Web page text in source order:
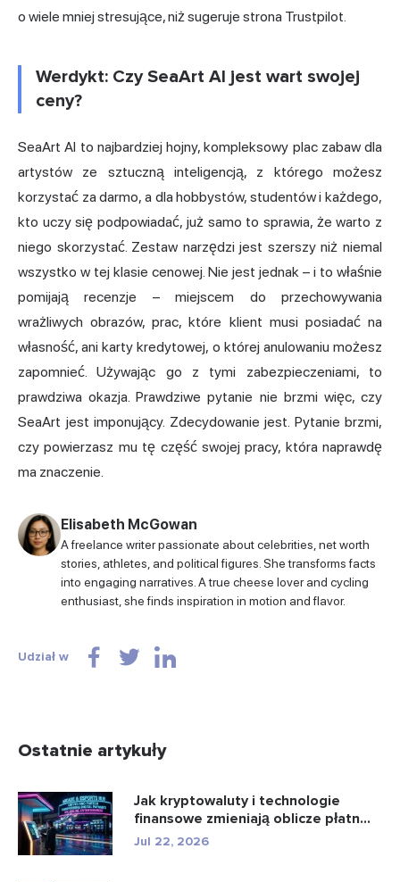
o wiele mniej stresujące, niż sugeruje strona Trustpilot.
Werdykt: Czy SeaArt AI jest wart swojej
ceny?
SeaArt AI to najbardziej hojny, kompleksowy plac zabaw dla
artystów ze sztuczną inteligencją, z którego możesz
korzystać za darmo, a dla hobbystów, studentów i każdego,
kto uczy się podpowiadać, już samo to sprawia, że warto z
niego skorzystać. Zestaw narzędzi jest szerszy niż niemal
wszystko w tej klasie cenowej. Nie jest jednak – i to właśnie
pomijają recenzje – miejscem do przechowywania
wrażliwych obrazów, prac, które klient musi posiadać na
własność, ani karty kredytowej, o której anulowaniu możesz
zapomnieć. Używając go z tymi zabezpieczeniami, to
prawdziwa okazja. Prawdziwe pytanie nie brzmi więc, czy
SeaArt jest imponujący. Zdecydowanie jest. Pytanie brzmi,
czy powierzasz mu tę część swojej pracy, która naprawdę
ma znaczenie.
Elisabeth McGowan
A freelance writer passionate about celebrities, net worth
stories, athletes, and political figures. She transforms facts
into engaging narratives. A true cheese lover and cycling
enthusiast, she finds inspiration in motion and flavor.
Udział w
Ostatnie artykuły
Jak kryptowaluty i technologie
finansowe zmieniają oblicze płatn...
Jul 22, 2026